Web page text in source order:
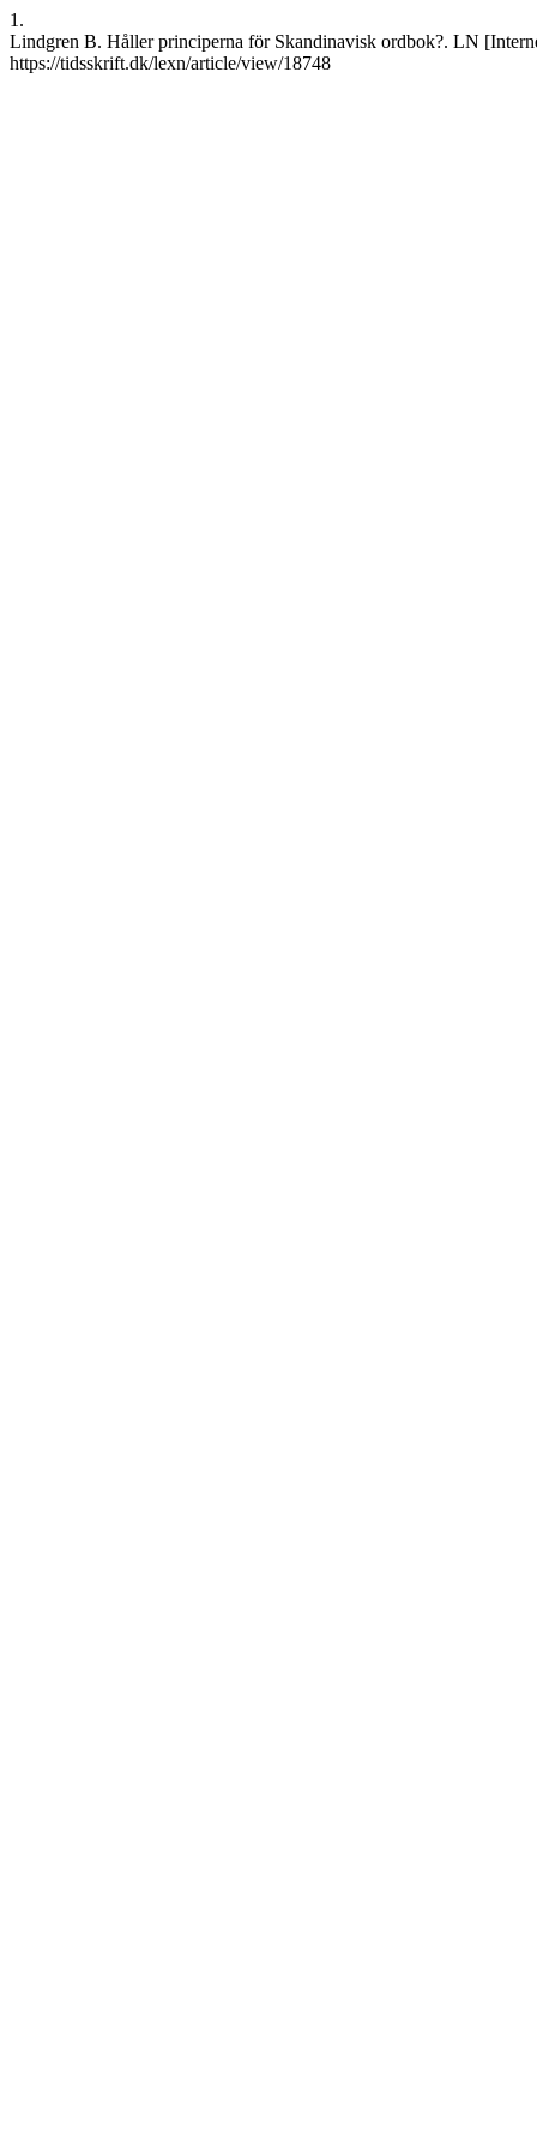
1.
Lindgren B. Håller principerna för Skandinavisk ordbok?. LN
https://tidsskrift.dk/lexn/article/view/18748